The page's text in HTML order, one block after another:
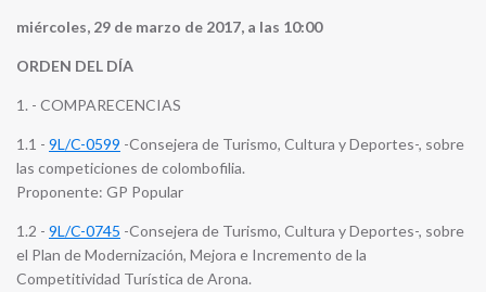
miércoles, 29 de marzo de 2017, a las 10:00
ORDEN DEL DÍA
1. - COMPARECENCIAS
1.1 - 9L/C-0599 -Consejera de Turismo, Cultura y Deportes-, sobre
las competiciones de colombofilia.
Proponente: GP Popular
1.2 - 9L/C-0745 -Consejera de Turismo, Cultura y Deportes-, sobre
el Plan de Modernización, Mejora e Incremento de la
Competitividad Turística de Arona.